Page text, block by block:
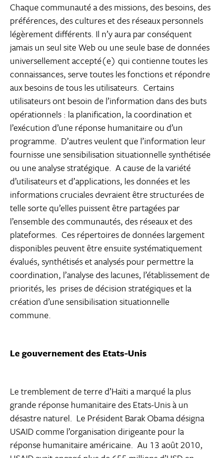
Chaque communauté a des missions, des besoins, des
préférences, des cultures et des réseaux personnels
légèrement différents. Il n’y aura par conséquent
jamais un seul site Web ou une seule base de données
universellement accepté(e) qui contienne toutes les
connaissances, serve toutes les fonctions et répondre
aux besoins de tous les utilisateurs. Certains
utilisateurs ont besoin de l’information dans des buts
opérationnels : la planification, la coordination et
l’exécution d’une réponse humanitaire ou d’un
programme. D’autres veulent que l’information leur
fournisse une sensibilisation situationnelle synthétisée
ou une analyse stratégique. A cause de la variété
d’utilisateurs et d’applications, les données et les
informations cruciales devraient être structurées de
telle sorte qu’elles puissent être partagées par
l’ensemble des communautés, des réseaux et des
plateformes. Ces répertoires de données largement
disponibles peuvent être ensuite systématiquement
évalués, synthétisés et analysés pour permettre la
coordination, l’analyse des lacunes, l’établissement de
priorités, les prises de décision stratégiques et la
création d’une sensibilisation situationnelle
commune.
Le gouvernement des Etats-Unis
Le tremblement de terre d’Haïti a marqué la plus
grande réponse humanitaire des Etats-Unis à un
désastre naturel. Le Président Barak Obama désigna
USAID comme l’organisation dirigeante pour la
réponse humanitaire américaine. Au 13 août 2010,